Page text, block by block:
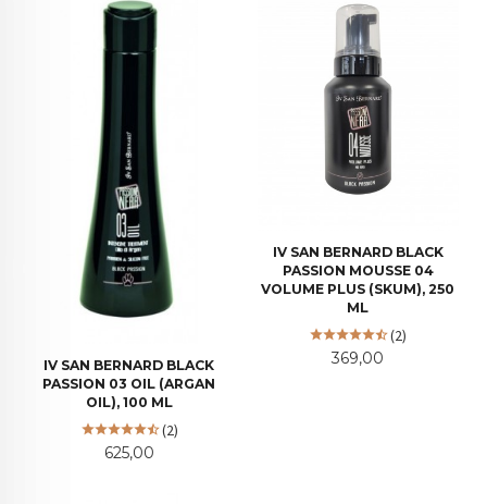
IV SAN BERNARD BLACK
PASSION 03 OIL (ARGAN
OIL), 100 ML
(2)
Pris
625,00
IV SAN BERNARD BLACK
PASSION MOUSSE 04
VOLUME PLUS (SKUM), 250
ML
(2)
Pris
369,00